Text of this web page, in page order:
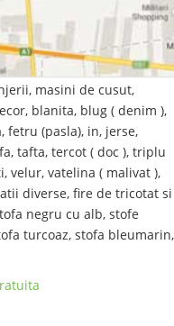
masini de cusut,
blanita, blug ( denim ),
fetru (pasla), in, jerse,
tafta, tercot ( doc ), triplu
velur, vatelina ( malivat ),
diverse, fire de tricotat si
negru cu alb, stofe
turcoaz, stofa bleumarin,